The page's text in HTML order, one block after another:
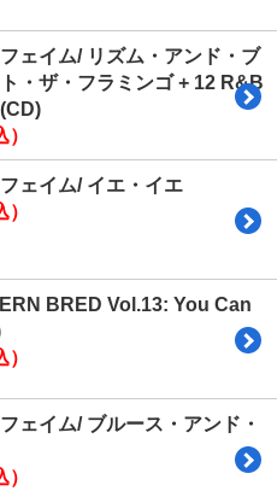
ェイム/ リズム・アンド・ブ
・ザ・フラミンゴ + 12 R&B
ェイム/ イエ・イエ
BRED Vol.13: You Can
ェイム/ ブルース・アンド・